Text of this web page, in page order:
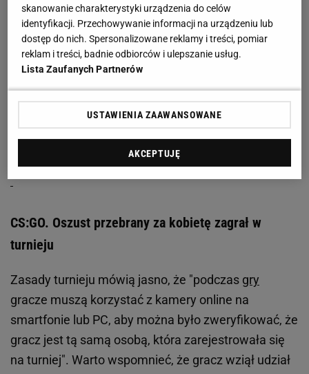
CS:GO. Oszust przebrany za kobietę zagrał w
turnieju
Zasady turnieju mówią jasno, że "podczas gry
gracze muszą korzystać z kamery online na
smartfonie lub PC, aby można było zweryfikować, że
gracz jest tą samą osobą, która zarejestrowała się
na turniej". Warto wspomnieć, że gracz wziął udział
skanowanie charakterystyki urządzenia do celów
identyfikacji. Przechowywanie informacji na urządzeniu lub
dostęp do nich. Spersonalizowane reklamy i treści, pomiar
reklam i treści, badnie odbiorców i ulepszanie usług.
Lista Zaufanych Partnerów
USTAWIENIA ZAAWANSOWANE
AKCEPTUJĘ